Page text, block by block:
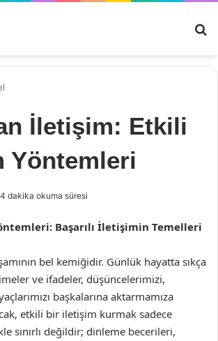
İletişim: Etkili
Yöntemleri
4 dakika okuma süresi
Başarılı İletişimin Temelleri
bel kemiğidir. Günlük hayatta sıkça
ve ifadeler, düşüncelerimizi,
başkalarına aktarmamıza
etkili bir iletişim kurmak sadece
sınırlı değildir; dinleme becerileri,